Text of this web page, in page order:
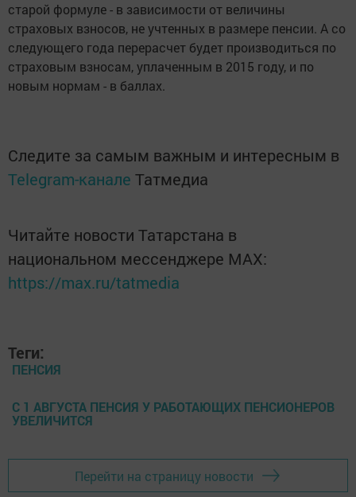
старой формуле - в зависимости от величины
страховых взносов, не учтенных в размере пенсии. А со
следующего года перерасчет будет производиться по
страховым взносам, уплаченным в 2015 году, и по
новым нормам - в баллах.
Следите за самым важным и интересным в
Telegram-канале Татмедиа
Читайте новости Татарстана в
национальном мессенджере MАХ:
https://max.ru/tatmedia
Теги:
ПЕНСИЯ
С 1 АВГУСТА ПЕНСИЯ У РАБОТАЮЩИХ ПЕНСИОНЕРОВ
УВЕЛИЧИТСЯ
Перейти на страницу новости